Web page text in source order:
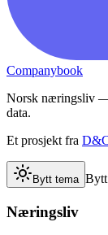
Companybook
Norsk næringsliv —
data.
Et prosjekt fra
Bytt tema Bytt
Næringsliv